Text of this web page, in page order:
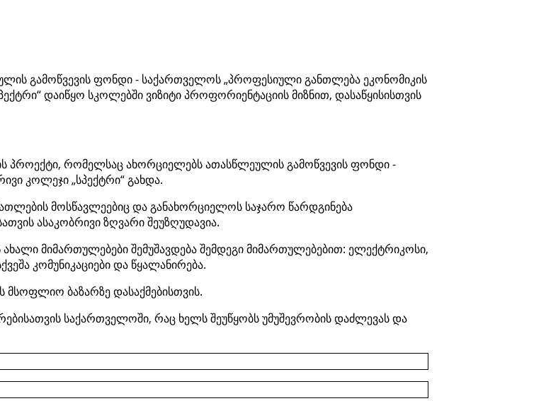
გამოწვევის ფონდი - საქართველოს „პროფესიული განთლება ეკონომიკის
დაიწყო სკოლებში ვიზიტი პროფორიენტაციის მიზნით, დასაწყისისთვის
პროექტი, რომელსაც ახორციელებს ათასწლეულის გამოწვევის ფონდი -
კოლეჯი „სპექტრი“ გახდა.
მოსწავლეებიც და განახორციელოს საჯარო წარდგინება
ასაკობრივი ზღვარი შეუზღუდავია.
მიმართულებები შემუშავდება შემდეგი მიმართულებებით: ელექტრიკოსი,
კომუნიკაციები და წყალანირება.
ბაზარზე დასაქმებისთვის.
საქართველოში, რაც ხელს შეუწყობს უმუშევრობის დაძლევას და